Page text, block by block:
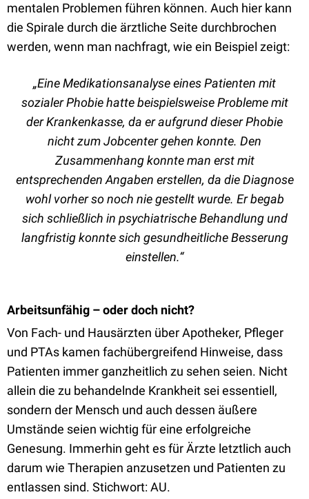
mentalen Problemen führen können. Auch hier kann
die Spirale durch die ärztliche Seite durchbrochen
werden, wenn man nachfragt, wie ein Beispiel zeigt:
„Eine Medikationsanalyse eines Patienten mit
sozialer Phobie hatte beispielsweise Probleme mit
der Krankenkasse, da er aufgrund dieser Phobie
nicht zum Jobcenter gehen konnte. Den
Zusammenhang konnte man erst mit
entsprechenden Angaben erstellen, da die Diagnose
wohl vorher so noch nie gestellt wurde. Er begab
sich schließlich in psychiatrische Behandlung und
langfristig konnte sich gesundheitliche Besserung
einstellen.“
Arbeitsunfähig – oder doch nicht?
Von Fach- und Hausärzten über Apotheker, Pfleger
und PTAs kamen fachübergreifend Hinweise, dass
Patienten immer ganzheitlich zu sehen seien. Nicht
allein die zu behandelnde Krankheit sei essentiell,
sondern der Mensch und auch dessen äußere
Umstände seien wichtig für eine erfolgreiche
Genesung. Immerhin geht es für Ärzte letztlich auch
darum wie Therapien anzusetzen und Patienten zu
entlassen sind. Stichwort: AU.